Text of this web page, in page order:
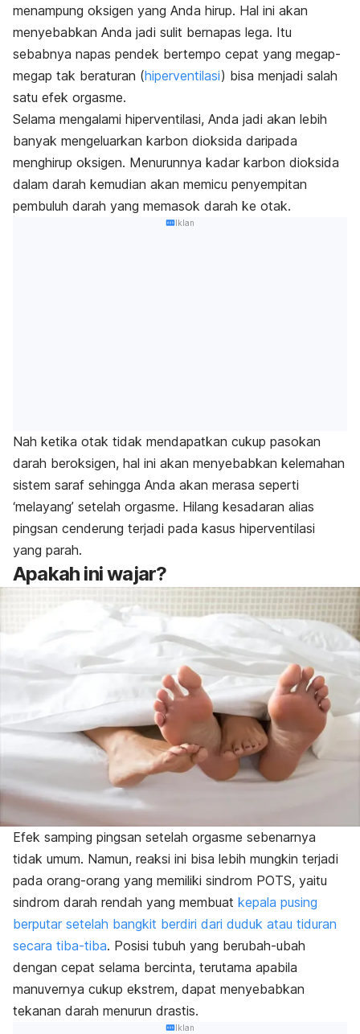
menampung oksigen yang Anda hirup. Hal ini akan
menyebabkan Anda jadi sulit bernapas lega. Itu
sebabnya napas pendek bertempo cepat yang megap-
megap tak beraturan (hiperventilasi) bisa menjadi salah
satu efek orgasme.
Selama mengalami hiperventilasi, Anda jadi akan lebih
banyak mengeluarkan karbon dioksida daripada
menghirup oksigen. Menurunnya kadar karbon dioksida
dalam darah kemudian akan memicu penyempitan
pembuluh darah yang memasok darah ke otak.
Iklan
Nah ketika otak tidak mendapatkan cukup pasokan
darah beroksigen, hal ini akan menyebabkan kelemahan
sistem saraf sehingga Anda akan merasa seperti
‘melayang’ setelah orgasme. Hilang kesadaran alias
pingsan cenderung terjadi pada kasus hiperventilasi
yang parah.
Apakah ini wajar?
Efek samping pingsan setelah orgasme sebenarnya
tidak umum. Namun, reaksi ini bisa lebih mungkin terjadi
pada orang-orang yang memiliki sindrom POTS, yaitu
sindrom darah rendah yang membuat kepala pusing
berputar setelah bangkit berdiri dari duduk atau tiduran
secara tiba-tiba. Posisi tubuh yang berubah-ubah
dengan cepat selama bercinta, terutama apabila
manuvernya cukup ekstrem, dapat menyebabkan
tekanan darah menurun drastis.
Iklan